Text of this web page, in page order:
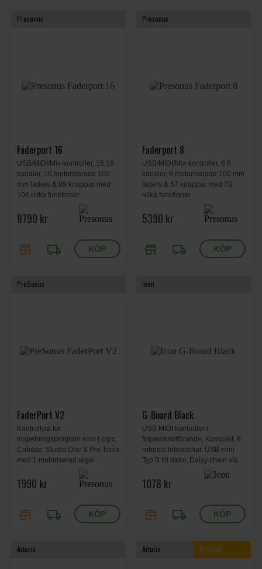
Presonus
Faderport 16
USB/MIDI/Mix-kontroller, 16:16
kanaler, 16 motoriserade 100
mm faders & 89 knappar med
104 olika funktioner.
8790 kr
store local_shipping
Presonus
Faderport 8
USB/MIDI/Mix-kontroller, 8:8
kanaler, 8 motoriserade 100 mm
faders & 57 knappar med 78
olika funktioner
5390 kr
store local_shipping
PreSonus
FaderPort V2
Kontrollyta för
inspelningsprogram som Logic,
Cubase, Studio One & Pro Tools
med 1 motoriserad regel
1990 kr
store local_shipping
Icon
G-Board Black
USB MIDI kontroller i
fotpedalsutförande, Kompakt, 8
robusta fotswitchar, USB mini
Typ B till dator, Daisy chain via
USB möjligt med iCon iSeries
kontrollers, drivs via USB, 325 x
1078 kr
store local_shipping
Arturia Arturia B-Stock